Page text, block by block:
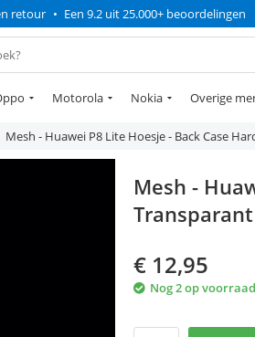
retour • Een 9.2 uit 25.000+ beoordelingen
Motorola Nokia Overige
Mesh - Huawei P8 Lite Hoesje - Back Case
Mesh -
Transparant
€ 12,95
Nog 2 op voorraad